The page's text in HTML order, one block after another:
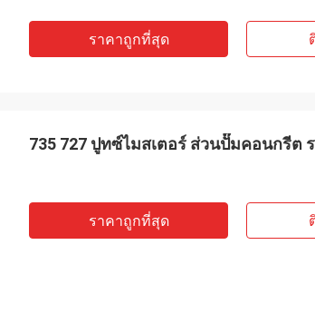
ราคาถูกที่สุด
735 727 ปูทซ์ไมสเตอร์ ส่วนปั๊มคอนกรีต
ราคาถูกที่สุด